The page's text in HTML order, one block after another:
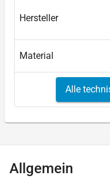
Hersteller
Material
Alle
Allgemein